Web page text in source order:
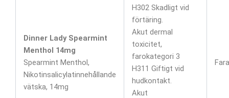
Dinner Lady Spearmint
Menthol 14mg
Spearmint Menthol,
Nikotinsalicylatinnehållande
vätska, 14mg
H302 Skadligt vid
förtäring.
Akut dermal
toxicitet,
farokategori 3
H311 Giftigt vid
hudkontakt.
Akut
Fara